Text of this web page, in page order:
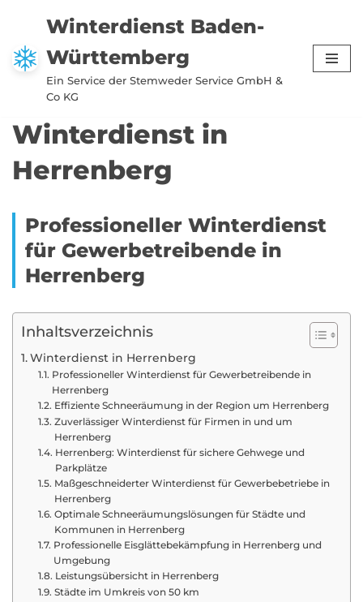
Zum
Inhalt
springen
Winterdienst Baden-
Württemberg
Ein Service der Stemweder Service GmbH &
Co KG
Winterdienst in
Herrenberg
Professioneller Winterdienst
für Gewerbetreibende in
Herrenberg
Inhaltsverzeichnis
Winterdienst in Herrenberg
Professioneller Winterdienst für Gewerbetreibende in
Herrenberg
Effiziente Schneeräumung in der Region um Herrenberg
Zuverlässiger Winterdienst für Firmen in und um
Herrenberg
Herrenberg: Winterdienst für sichere Gehwege und
Parkplätze
Maßgeschneiderter Winterdienst für Gewerbebetriebe in
Herrenberg
Optimale Schneeräumungslösungen für Städte und
Kommunen in Herrenberg
Professionelle Eisglättebekämpfung in Herrenberg und
Umgebung
Leistungsübersicht in Herrenberg
Städte im Umkreis von 50 km